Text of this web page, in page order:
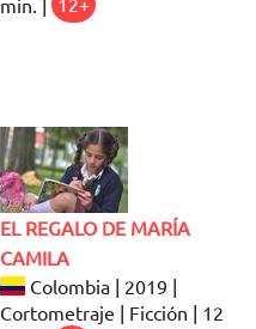
EL REGALO DE MARÍA
CAMILA
Colombia | 2019 |
Cortometraje | Ficción | 12